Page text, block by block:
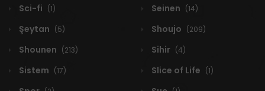
Sci-fi (1) Seinen (14)
Şeytan (5) Shoujo (209)
Shounen (213) Sihir (4)
Sistem (17) Slice of Life (1)